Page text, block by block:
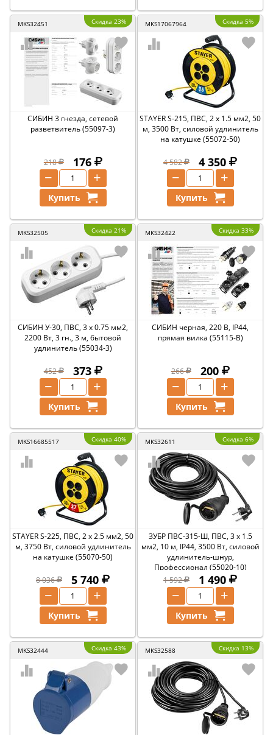
MKS32451 Скидка 23%
СИБИН 3 гнезда, сетевой
разветвитель (55097-3)
218 176
+
−
Купить
MKS17067964 Скидка 5%
STAYER S-215, ПВС, 2 х 1.5 мм2, 50
м, 3500 Вт, силовой удлинитель
на катушке (55072-50)
4 582 4 350
+
−
Купить
MKS32505 Скидка 21%
СИБИН У-30, ПВС, 3 х 0.75 мм2,
2200 Вт, 3 гн., 3 м, бытовой
удлинитель (55034-3)
452 373
+
−
Купить
MKS32422 Скидка 33%
СИБИН черная, 220 В, IP44,
прямая вилка (55115-B)
266 200
+
−
Купить
MKS16685517 Скидка 40%
STAYER S-225, ПВС, 2 х 2.5 мм2, 50
м, 3750 Вт, силовой удлинитель
на катушке (55070-50)
8 036 5 740
+
−
Купить
MKS32611 Скидка 6%
ЗУБР ПВС-315-Ш, ПВС, 3 х 1.5
мм2, 10 м, IP44, 3500 Вт, силовой
удлинитель-шнур,
Профессионал (55020-10)
1 592
1 490
+
−
Купить
MKS32444 Скидка 43% MKS32588 Скидка 13%